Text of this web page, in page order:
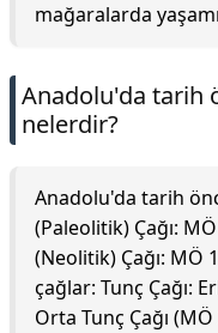
mağaralarda
Anadolu'da tarih
nelerdir?
Anadolu'da tarih
(Paleolitik) Çağı:
(Neolitik) Çağı: MÖ
çağlar: Tunç Çağı:
Orta Tunç Çağı